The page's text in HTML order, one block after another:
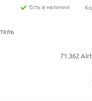
71.362
Есть в наличии